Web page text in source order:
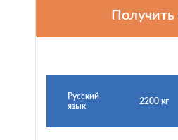
Русский
язык
2200 кг